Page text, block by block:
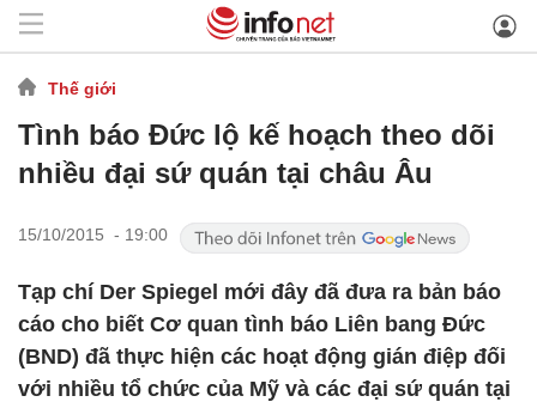
Thế giới
Tình báo Đức lộ kế hoạch theo dõi
nhiều đại sứ quán tại châu Âu
15/10/2015 - 19:00
Tạp chí Der Spiegel mới đây đã đưa ra bản báo
cáo cho biết Cơ quan tình báo Liên bang Đức
(BND) đã thực hiện các hoạt động gián điệp đối
với nhiều tổ chức của Mỹ và các đại sứ quán tại